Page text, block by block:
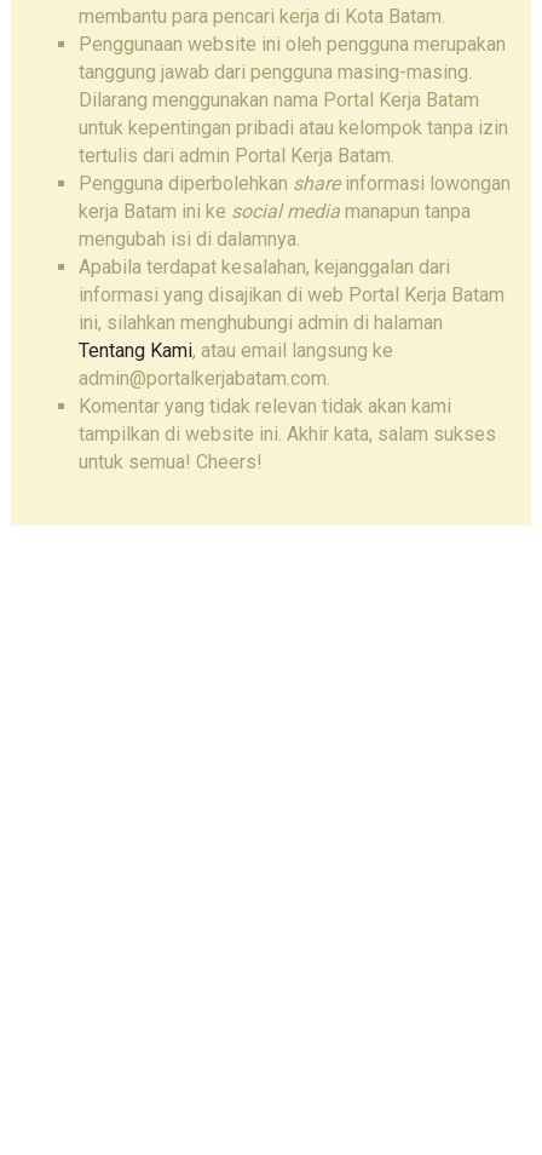
membantu para pencari kerja di Kota Batam.
Penggunaan website ini oleh pengguna merupakan
tanggung jawab dari pengguna masing-masing.
Dilarang menggunakan nama Portal Kerja Batam
untuk kepentingan pribadi atau kelompok tanpa izin
tertulis dari admin Portal Kerja Batam.
Pengguna diperbolehkan shareinformasi lowongan
kerja Batam ini ke social mediamanapun tanpa
mengubah isi di dalamnya.
Apabila terdapat kesalahan, kejanggalan dari
informasi yang disajikan di web Portal Kerja Batam
ini, silahkan menghubungi admin di halaman
Tentang Kami, atau email langsung ke
admin@portalkerjabatam.com.
Komentar yang tidak relevan tidak akan kami
tampilkan di website ini. Akhir kata, salam sukses
untuk semua! Cheers!